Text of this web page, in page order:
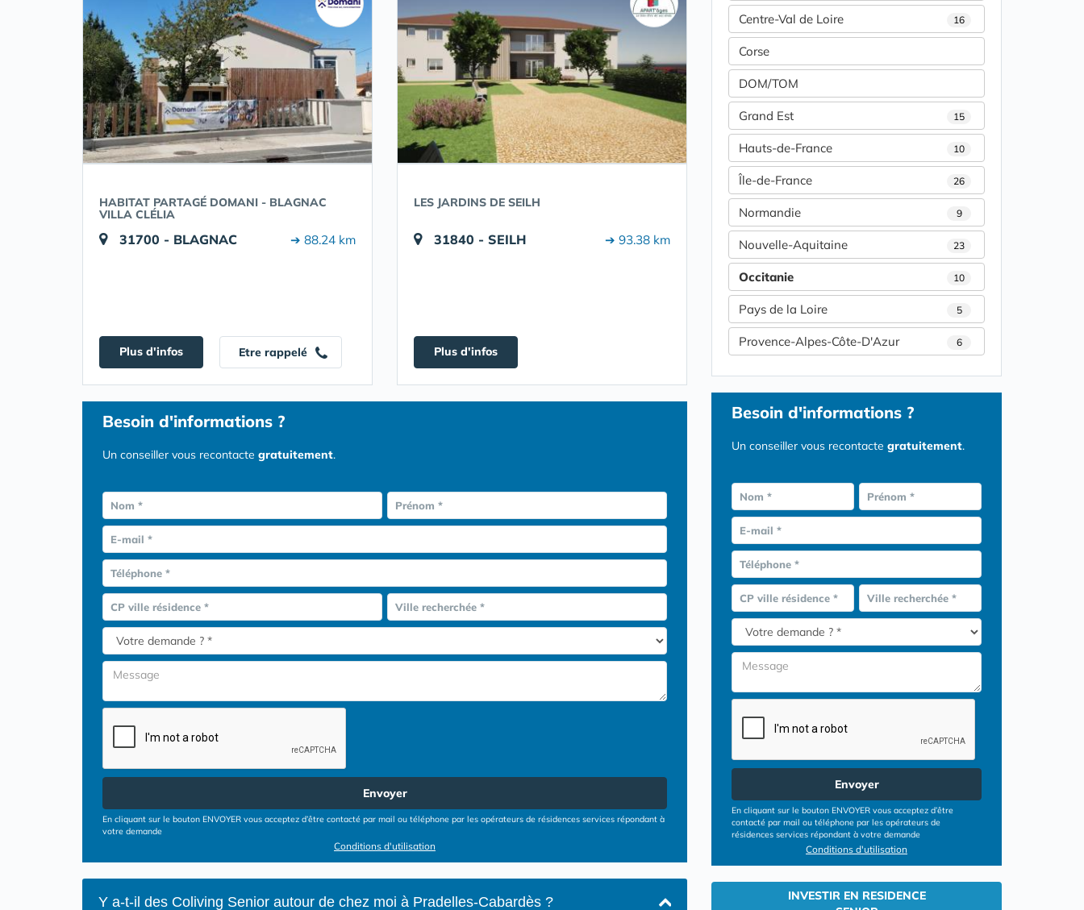
HABITAT PARTAGÉ DOMANI - BLAGNAC
VILLA CLÉLIA
31700 - BLAGNAC ➔ 88.24 km
Plus d'infos Etre rappelé
LES JARDINS DE SEILH
31840 - SEILH ➔ 93.38 km
Plus d'infos
Besoin d'informations ?
Un conseiller vous recontacte gratuitement.
Nom * Prénom *
E-mail *
Téléphone *
CP ville résidence * Ville recherchée *
Envoyer
En cliquant sur le bouton ENVOYER vous acceptez d’être contacté par mail ou téléphone par les opérateurs de résidences services répondant à
votre demande
Conditions d'utilisation
Y a-t-il des Coliving Senior autour de chez moi à Pradelles-Cabardès ?
Centre-Val de Loire 16
Corse
DOM/TOM
Grand Est 15
Hauts-de-France 10
Île-de-France 26
Normandie 9
Nouvelle-Aquitaine 23
Occitanie 10
Pays de la Loire 5
Provence-Alpes-Côte-D'Azur 6
Besoin d'informations ?
Un conseiller vous recontacte gratuitement.
Nom * Prénom *
E-mail *
Téléphone *
CP ville résidence * Ville recherchée *
Envoyer
En cliquant sur le bouton ENVOYER vous acceptez d’être
contacté par mail ou téléphone par les opérateurs de
résidences services répondant à votre demande
Conditions d'utilisation
INVESTIR EN RESIDENCE